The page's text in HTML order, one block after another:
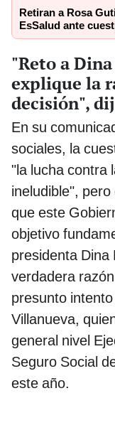
Retiran a Rosa
EsSalud ante
"Reto a
explique la
decisión",
En su
sociales, la
"la lucha contra
ineludible",
que este
objetivo
presidenta Dina
verdadera
presunto
Villanueva,
general nivel
Seguro Social
este año.